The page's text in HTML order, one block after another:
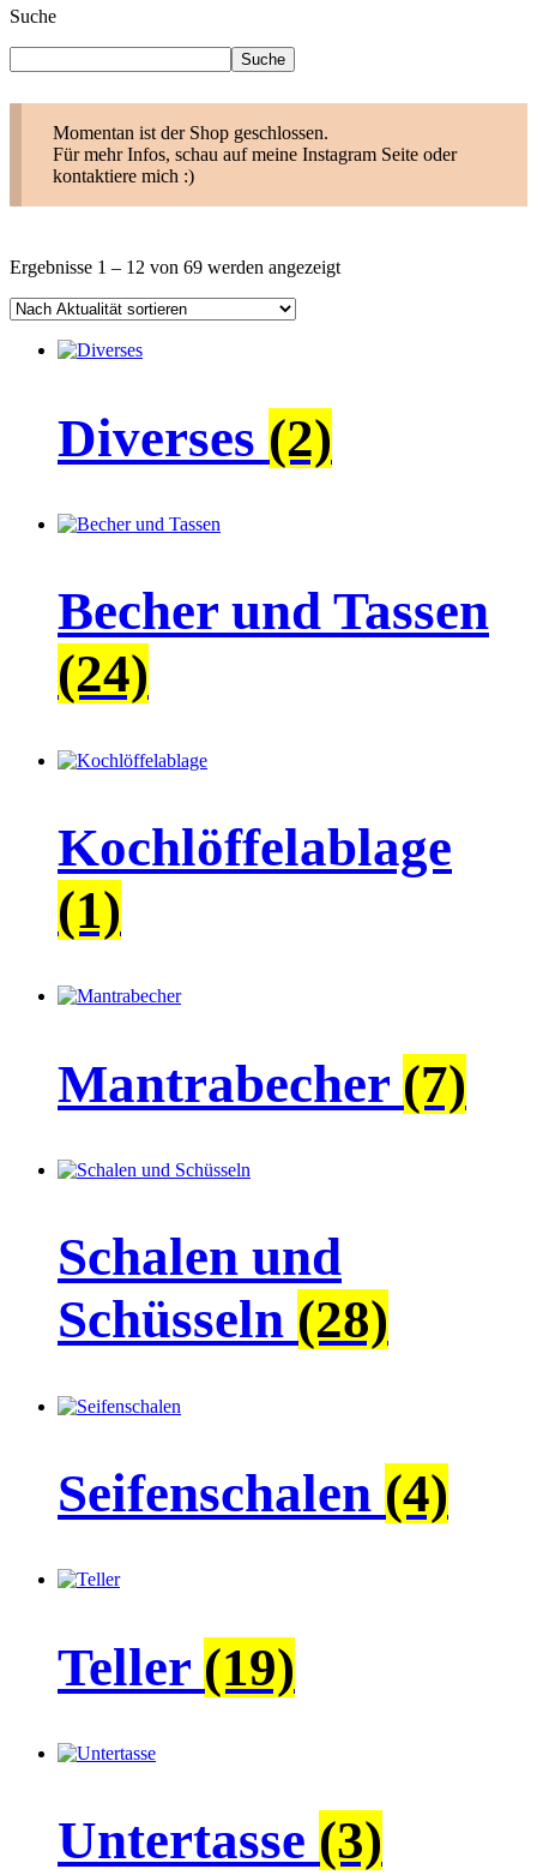
Suche
Suche
Momentan ist der Shop geschlossen.
Für mehr Infos, schau auf meine Instagram Seite oder
kontaktiere mich :)
Ergebnisse 1 – 12 von 69 werden angezeigtNach
Diverses (2)
Becher und Tassen
(24)
Kochlöffelablage
(1)
Mantrabecher (7)
Schalen und
Schüsseln (28)
Seifenschalen (4)
Teller (19)
Untertasse (3)